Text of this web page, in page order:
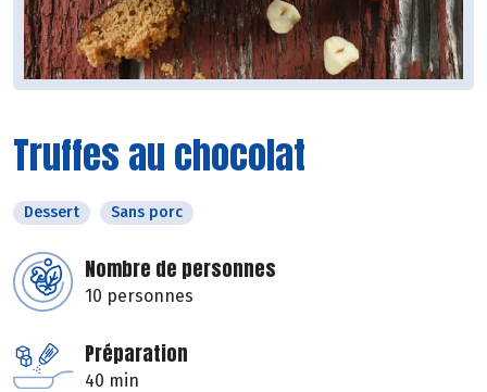
Truffes au chocolat
Dessert Sans porc
Nombre de personnes
10 personnes
Préparation
40 min